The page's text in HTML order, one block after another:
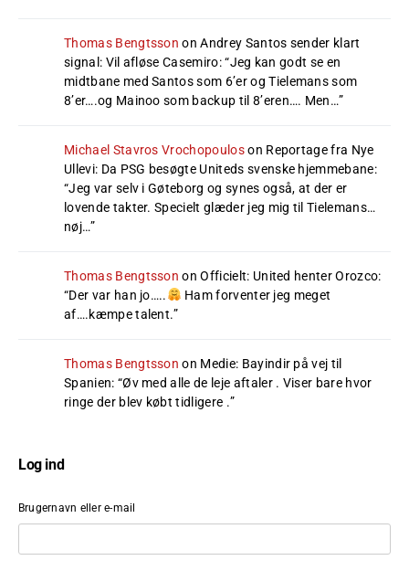
Thomas Bengtsson onAndrey Santos sender klart
signal: Vil afløse Casemiro: “Jeg kan godt se en
midtbane med Santos som 6’er og Tielemans som
8’er….og Mainoo som backup til 8’eren…. Men…”
Michael Stavros Vrochopouloson Reportage fra Nye
Ullevi: Da PSG besøgte Uniteds svenske hjemmebane:
“Jeg var selv i Gøteborg og synes også, at der er
lovende takter. Specielt glæder jeg mig til Tielemans…
nøj…”
Thomas Bengtsson onOfficielt: United henter Orozco:
“Der var han jo…..
Ham forventer jeg meget
af….kæmpe talent.”
Thomas Bengtsson on Medie: Bayindir på vej til
Spanien: “Øv med alle de leje aftaler . Viser bare hvor
ringe der blev købt tidligere .”
Log ind
Brugernavn eller e-mail